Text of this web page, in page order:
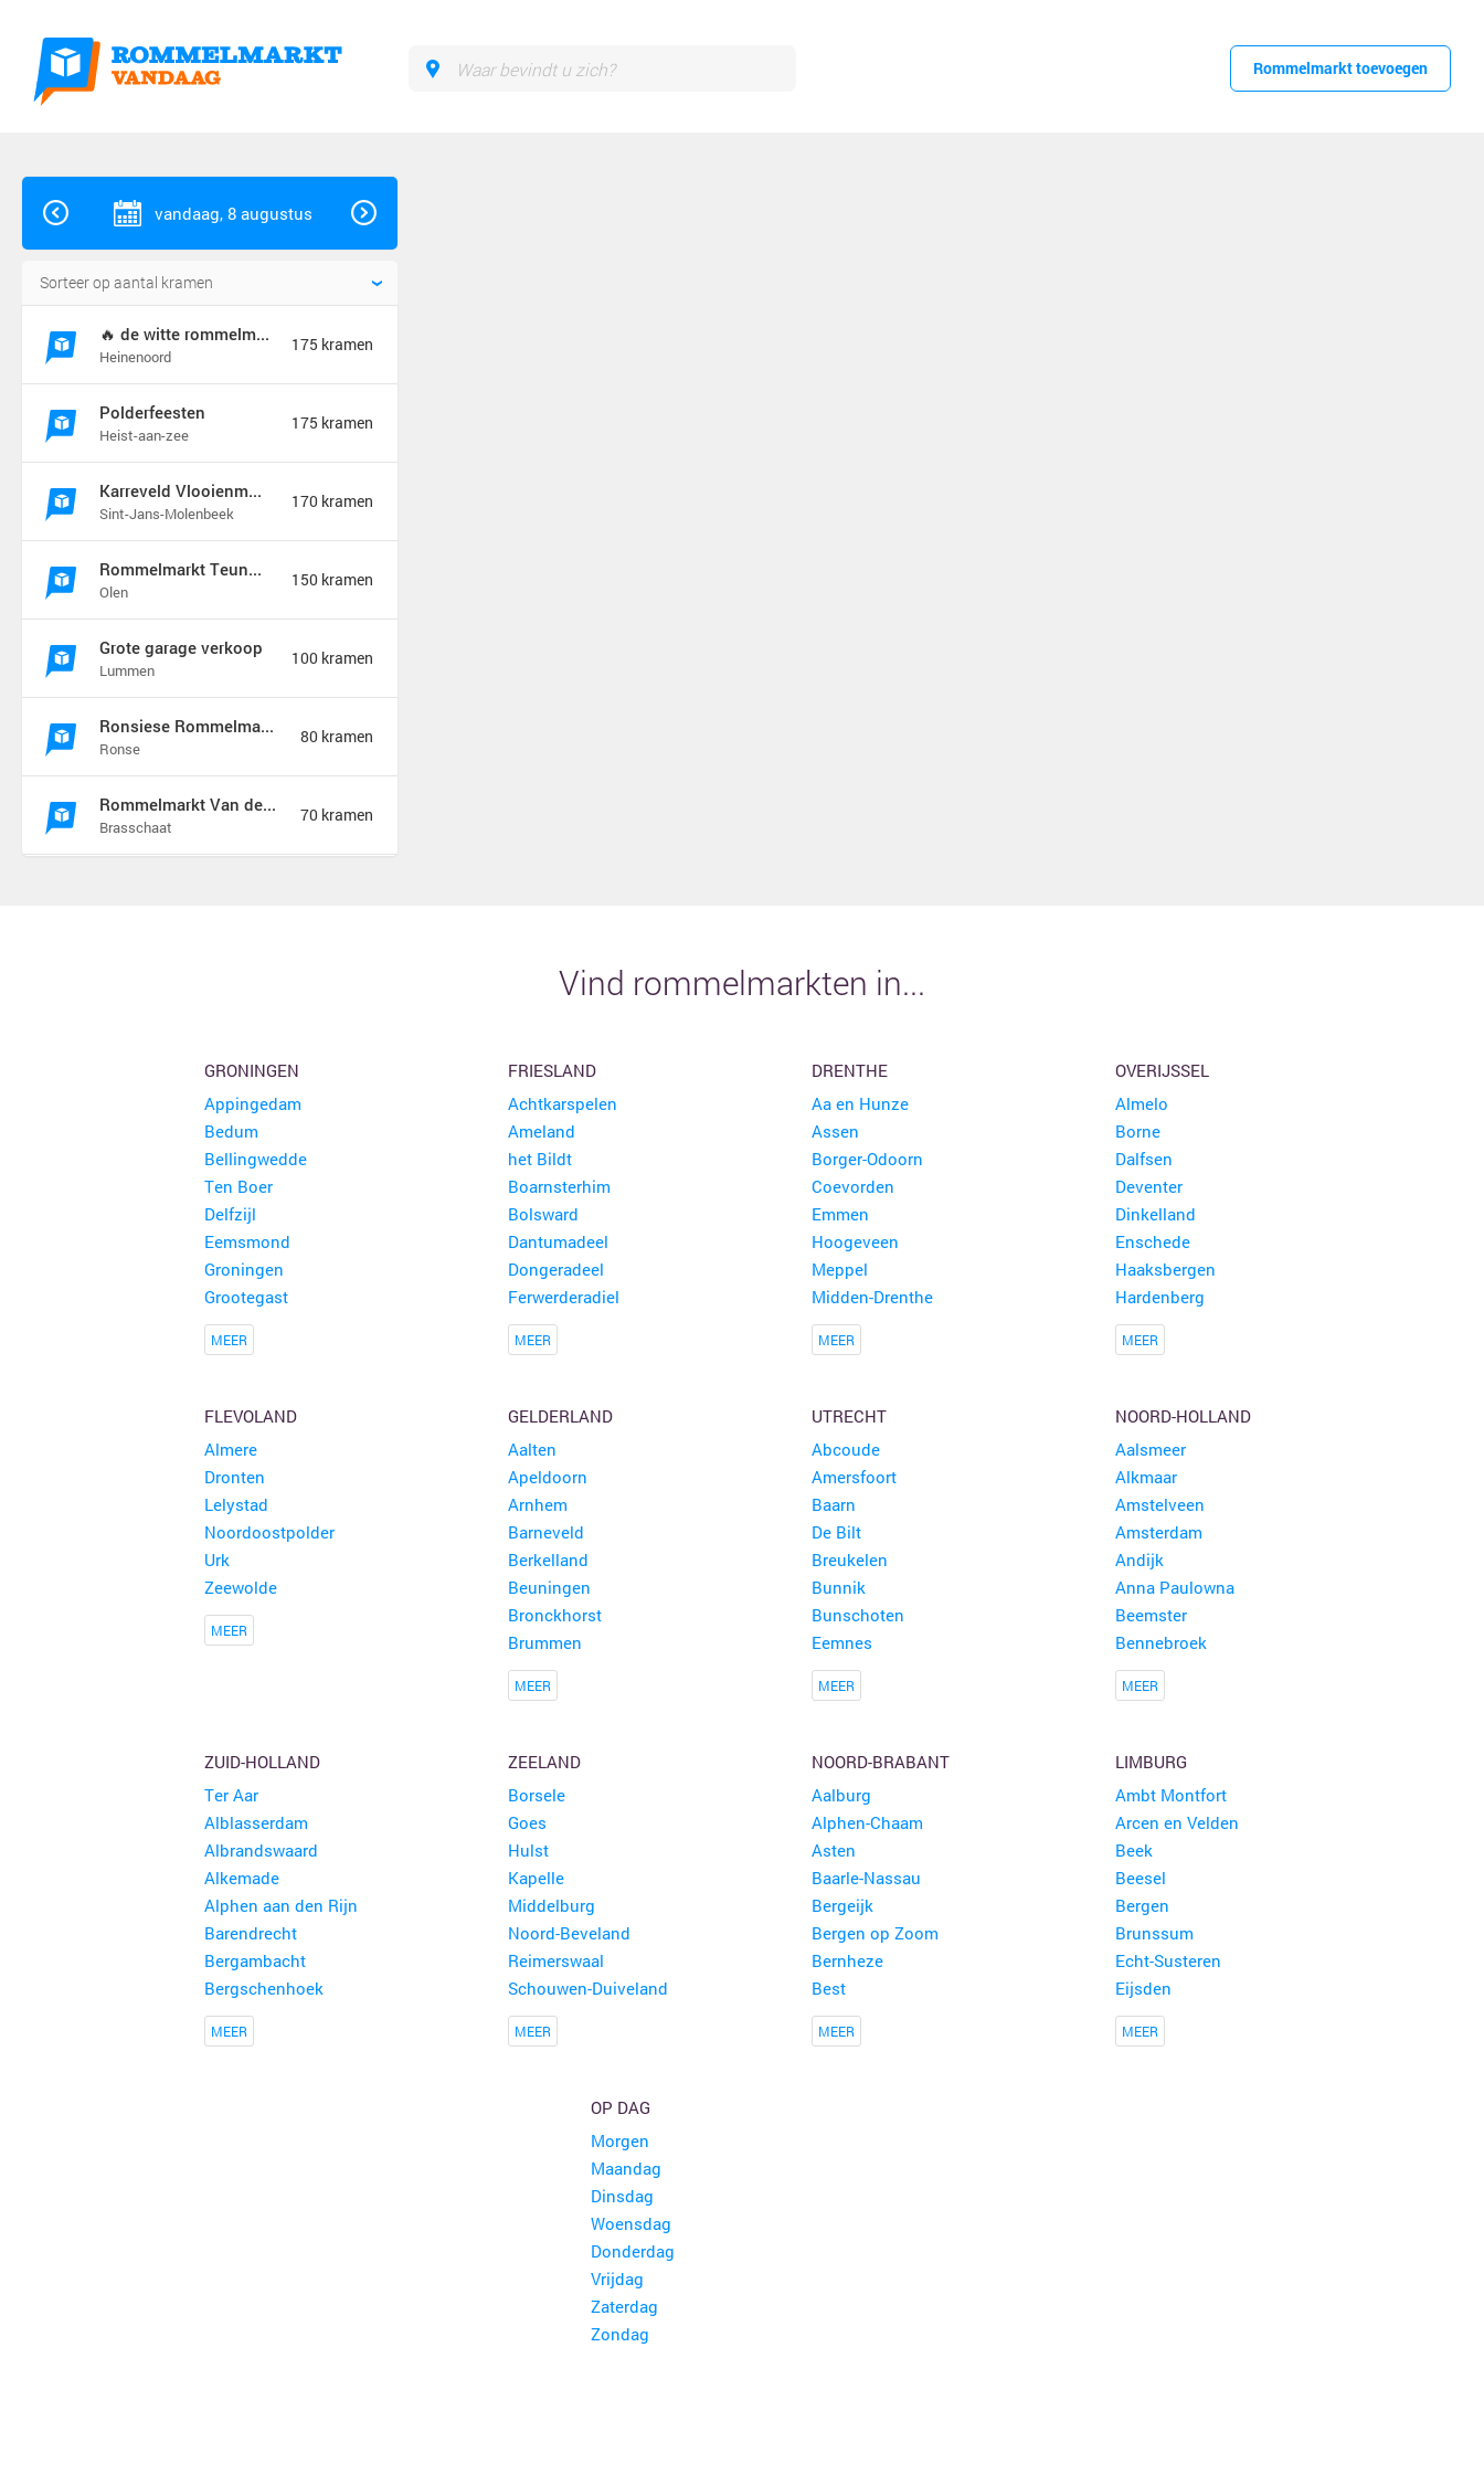
Rommelmarkt toevoegen
vandaag, 8 augustus
🔥 de witte rommelmarkt 🔥
Heinenoord
175 kramen
Polderfeesten
Heist-aan-zee
175 kramen
Karreveld Vlooienmarkt Festival
Sint-Jans-Molenbeek
170 kramen
Rommelmarkt Teunenberg
Olen
150 kramen
Grote garage verkoop
Lummen
100 kramen
Ronsiese Rommelmarkt
Ronse
80 kramen
Rommelmarkt Van de Wiellei Noord Brasschaat
Brasschaat
70 kramen
Brocante Zomerfair
Vind rommelmarkten in...
GRONINGEN
Appingedam
Bedum
Bellingwedde
Ten Boer
Delfzijl
Eemsmond
Groningen
Grootegast
MEER
FRIESLAND
Achtkarspelen
Ameland
het Bildt
Boarnsterhim
Bolsward
Dantumadeel
Dongeradeel
Ferwerderadiel
MEER
DRENTHE
Aa en Hunze
Assen
Borger-Odoorn
Coevorden
Emmen
Hoogeveen
Meppel
Midden-Drenthe
MEER
OVERIJSSEL
Almelo
Borne
Dalfsen
Deventer
Dinkelland
Enschede
Haaksbergen
Hardenberg
MEER
FLEVOLAND
Almere
Dronten
Lelystad
Noordoostpolder
Urk
Zeewolde
MEER
GELDERLAND
Aalten
Apeldoorn
Arnhem
Barneveld
Berkelland
Beuningen
Bronckhorst
Brummen
MEER
UTRECHT
Abcoude
Amersfoort
Baarn
De Bilt
Breukelen
Bunnik
Bunschoten
Eemnes
MEER
NOORD-HOLLAND
Aalsmeer
Alkmaar
Amstelveen
Amsterdam
Andijk
Anna Paulowna
Beemster
Bennebroek
MEER
ZUID-HOLLAND
Ter Aar
Alblasserdam
Albrandswaard
Alkemade
Alphen aan den Rijn
Barendrecht
Bergambacht
Bergschenhoek
MEER
ZEELAND
Borsele
Goes
Hulst
Kapelle
Middelburg
Noord-Beveland
Reimerswaal
Schouwen-Duiveland
MEER
NOORD-BRABANT
Aalburg
Alphen-Chaam
Asten
Baarle-Nassau
Bergeijk
Bergen op Zoom
Bernheze
Best
MEER
LIMBURG
Ambt Montfort
Arcen en Velden
Beek
Beesel
Bergen
Brunssum
Echt-Susteren
Eijsden
MEER
OP DAG
Morgen
Maandag
Dinsdag
Woensdag
Donderdag
Vrijdag
Zaterdag
Zondag